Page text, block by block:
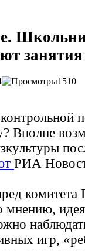
1510
Вполне
РИА
игр,